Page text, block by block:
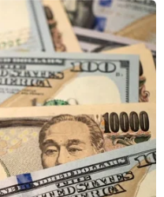
tranh. (Ảnh: Thanh